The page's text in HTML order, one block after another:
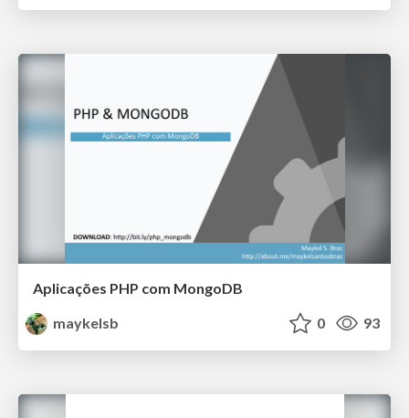
Aplicações PHP com MongoDB
maykelsb
0 93